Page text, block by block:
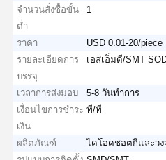
จำนวนสั่งซื้อขั้น
ต่ำ
1
ราคา
USD 0.01-20/piece
รายละเอียดการ
บรรจุ
เอสเอ็มดี/SMT
เวลาการส่งมอบ
5-8 วันทำการ
เงื่อนไขการชำระ
เงิน
ที/ที
ผลิตภัณฑ์
ไดโอดชอตกีและวง